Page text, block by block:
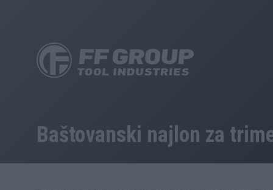
Baštovanski najlon za